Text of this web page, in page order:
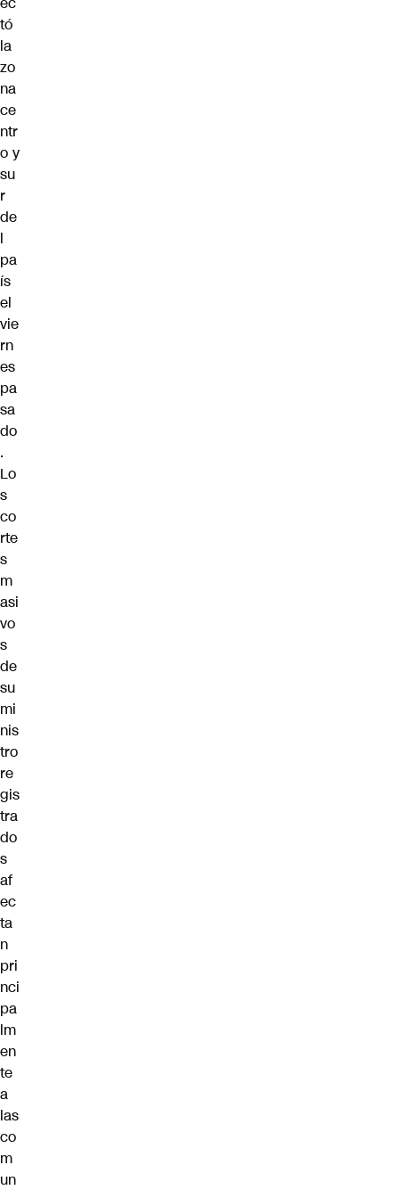
tó
la
zo
na
ce
ntr
o y
su
r
de
l
pa
ís
el
vie
rn
es
pa
sa
do
.
Lo
s
co
rte
s
m
asi
vo
s
de
su
mi
nis
tro
re
gis
tra
do
s
af
ec
ta
n
pri
nci
pa
lm
en
te
a
las
co
m
un